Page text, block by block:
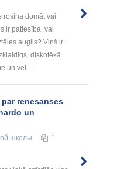
rosina domāt vai
ir patiesība, vai
auglis? Viņš ir
diskotēkā
un vēl ...
renesanses
un
школы 1